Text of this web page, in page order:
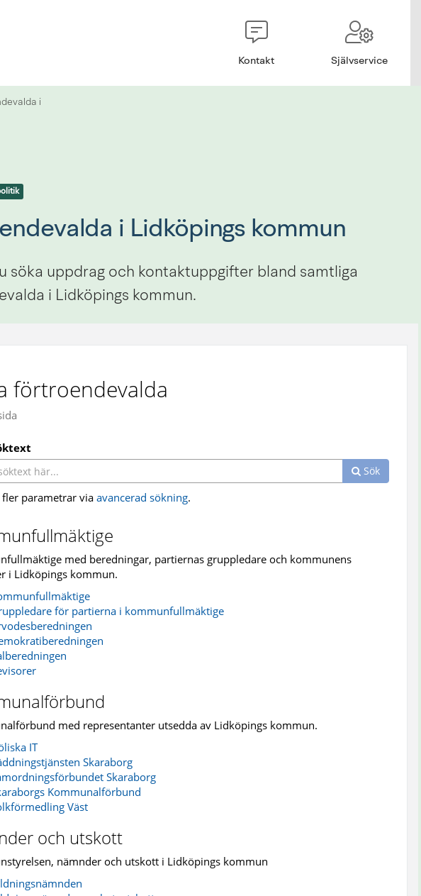
Kontakt Självservice
i
i Lidköpings kommun
söka uppdrag och kontaktuppgifter bland samtliga
i Lidköpings kommun.